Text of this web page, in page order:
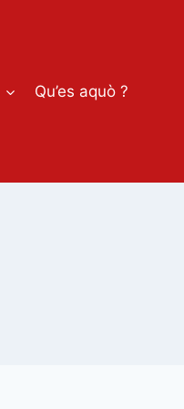
Qu’es aquò ?